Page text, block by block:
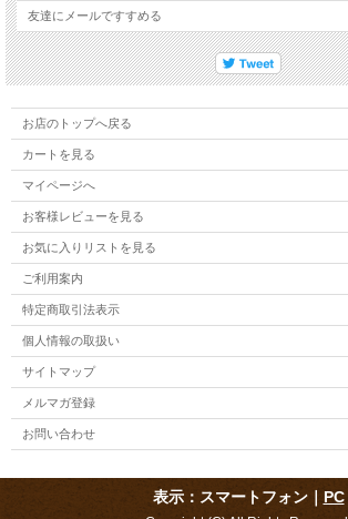
友達にメールですすめる
お店のトップへ戻る
カートを見る
マイページへ
お客様レビューを見る
お気に入りリストを見る
ご利用案内
特定商取引法表示
個人情報の取扱い
サイトマップ
メルマガ登録
お問い合わせ
表示：スマートフォン｜ PC